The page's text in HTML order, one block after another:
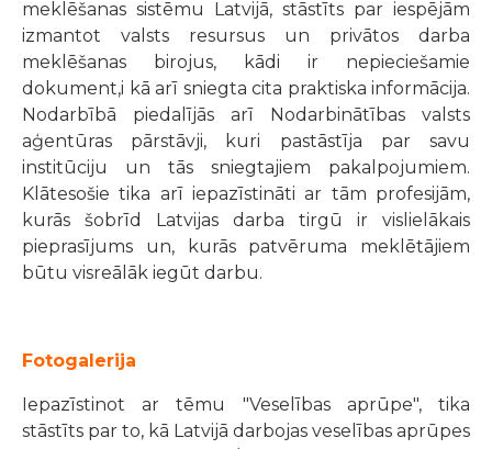
meklēšanas sistēmu Latvijā, stāstīts par iespējām
izmantot valsts resursus un privātos darba
meklēšanas birojus, kādi ir nepieciešamie
dokument,i kā arī sniegta cita praktiska informācija.
Nodarbībā piedalījās arī Nodarbinātības valsts
aģentūras pārstāvji, kuri pastāstīja par savu
institūciju un tās sniegtajiem pakalpojumiem.
Klātesošie tika arī iepazīstināti ar tām profesijām,
kurās šobrīd Latvijas darba tirgū ir vislielākais
pieprasījums un, kurās patvēruma meklētājiem
būtu visreālāk iegūt darbu.
Fotogalerija
Iepazīstinot ar tēmu "Veselības aprūpe", tika
stāstīts par to, kā Latvijā darbojas veselības aprūpes